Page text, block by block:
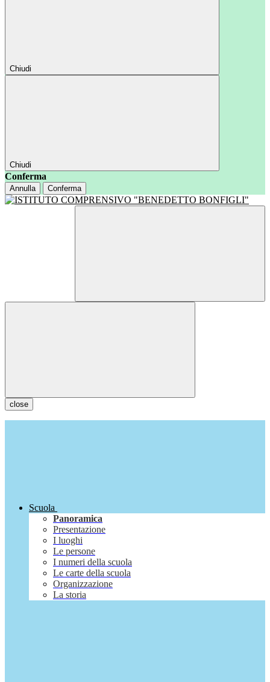
Chiudi
Chiudi
Conferma
Annulla Conferma
close
Scuola
Panoramica
Presentazione
I luoghi
Le persone
I numeri della scuola
Le carte della scuola
Organizzazione
La storia